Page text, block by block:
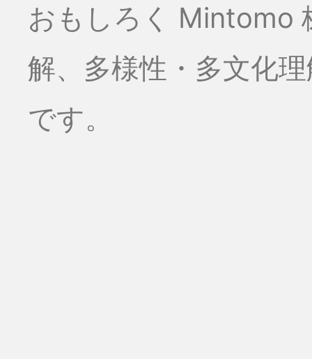
おもしろく Mintomo
解、多様性・多文化
です。